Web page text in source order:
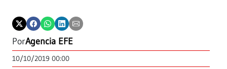
PorAgencia EFE
10/10/2019 00:00